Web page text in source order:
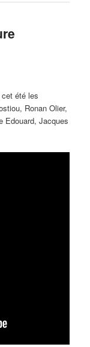
été les
Ronan Olier,
Edouard, Jacques